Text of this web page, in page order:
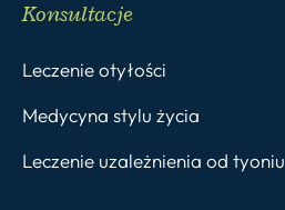
Konsultacje
Leczenie otyłości
Medycyna stylu życia
Leczenie uzależnienia od tyoniu